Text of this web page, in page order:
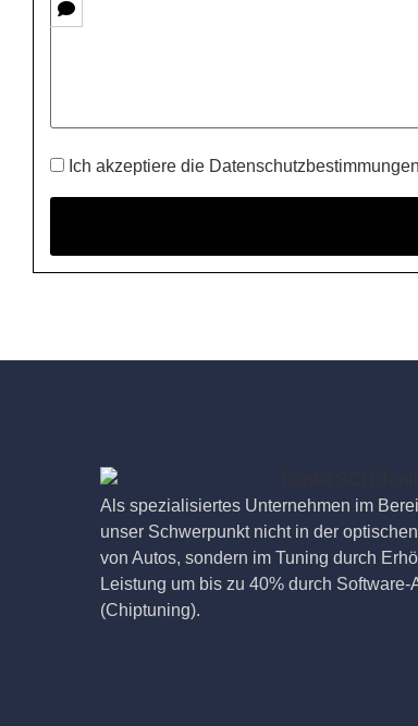
Ich akzeptiere die
Als spezialisiertes Unternehmen im
unser Schwerpunkt nicht in der
von Autos, sondern im Tuning durch
Leistung um bis zu 40% durch Software-
(Chiptuning).